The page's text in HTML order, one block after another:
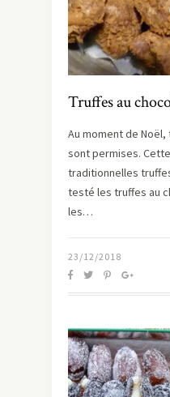
Truffes au
Au moment de
sont permises.
traditionnelles
testé les truffes au
les…
23/12/2018